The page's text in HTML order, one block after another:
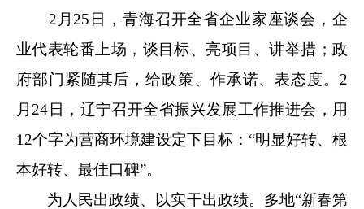
2月25日，青海召开全省企业家座谈会，企
业代表轮番上场，谈目标、亮项目、讲举措；政
府部门紧随其后，给政策、作承诺、表态度。2
月24日，辽宁召开全省振兴发展工作推进会，用
12个字为营商环境建设定下目标：“明显好转、根
本好转、最佳口碑”。
为人民出政绩、以实干出政绩。多地“新春第